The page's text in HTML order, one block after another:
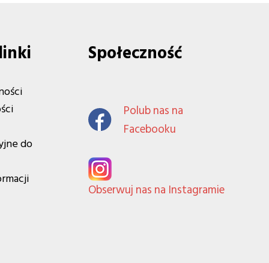
do
Społeczność
Polub nas na
Facebooku
Obserwuj nas na Instagramie